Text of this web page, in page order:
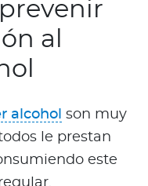
al
alcohol son muy
le prestan
este